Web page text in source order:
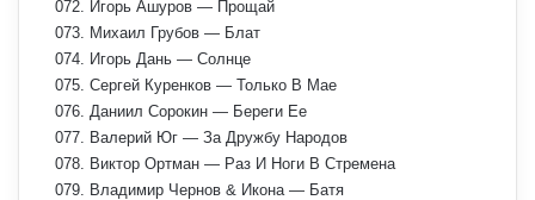
072. Игорь Ашуров — Прощай
073. Михаил Грубов — Блат
074. Игорь Дань — Солнце
075. Сергей Куренков — Только В Мае
076. Даниил Сорокин — Береги Ее
077. Валерий Юг — За Дружбу Народов
078. Виктор Ортман — Раз И Ноги В Стремена
079. Владимир Чернов & Икона — Батя